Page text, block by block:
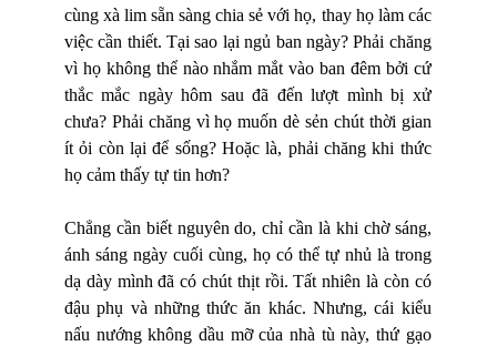
cùng xà lim sẵn sàng chia sẻ với họ, thay họ làm các
việc cần thiết. Tại sao lại ngủ ban ngày? Phải chăng
vì họ không thể nào nhắm mắt vào ban đêm bởi cứ
thắc mắc ngày hôm sau đã đến lượt mình bị xử
chưa? Phải chăng vì họ muốn dè sẻn chút thời gian
ít ỏi còn lại để sống? Hoặc là, phải chăng khi thức
họ cảm thấy tự tin hơn?
Chẳng cần biết nguyên do, chỉ cần là khi chờ sáng,
ánh sáng ngày cuối cùng, họ có thể tự nhủ là trong
dạ dày mình đã có chút thịt rồi. Tất nhiên là còn có
đậu phụ và những thức ăn khác. Nhưng, cái kiểu
nấu nướng không dầu mỡ của nhà tù này, thứ gạo